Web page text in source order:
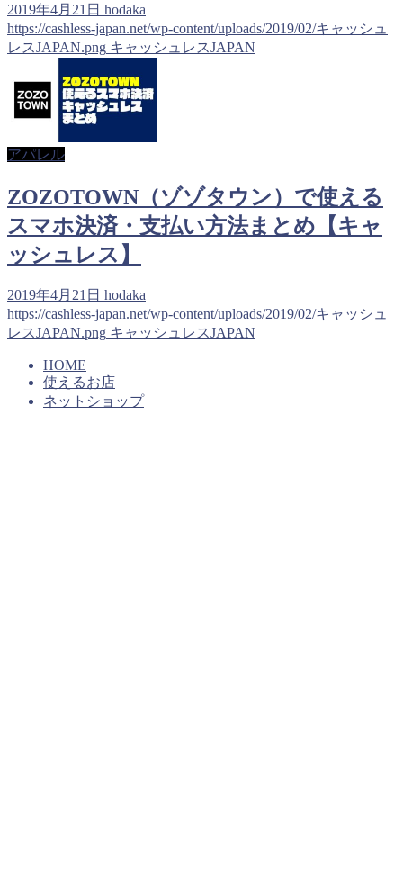
2019年4月21日 hodaka
https://cashless-japan.net/wp-content/uploads/2019/02/キャッシュ
レスJAPAN.png キャッシュレスJAPAN
アパレル
ZOZOTOWN（ゾゾタウン）で使える
スマホ決済・支払い方法まとめ【キャ
ッシュレス】
2019年4月21日 hodaka
https://cashless-japan.net/wp-content/uploads/2019/02/キャッシュ
レスJAPAN.png キャッシュレスJAPAN
HOME
使えるお店
ネットショップ